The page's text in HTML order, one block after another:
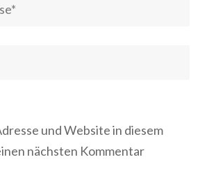
und Website in diesem
nächsten Kommentar